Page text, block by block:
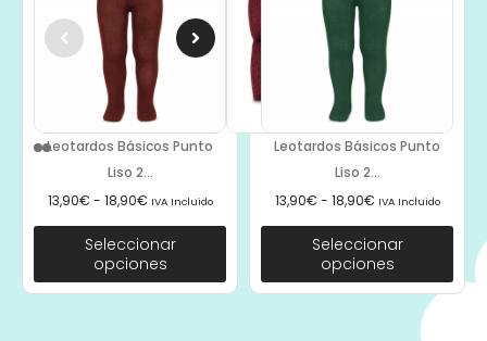
Leotardos Básicos Punto
Liso 2...
13,90€ - 18,90€ IVA Incluido
Seleccionar
opciones
Leotardos Básicos Punto
Liso 2...
13,90€ - 18,90€ IVA Incluido
Seleccionar
opciones